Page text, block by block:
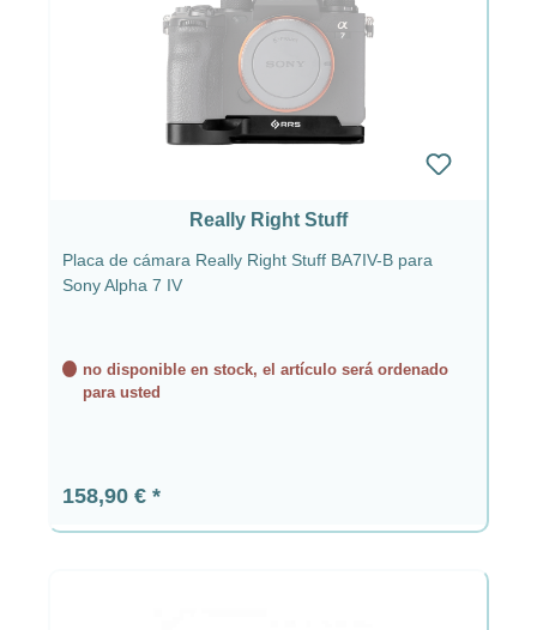
Really Right Stuff
Placa de cámara Really Right Stuff BA7IV-B para
Sony Alpha 7 IV
no disponible en stock, el artículo será ordenado
para usted
Precio normal:
158,90 €